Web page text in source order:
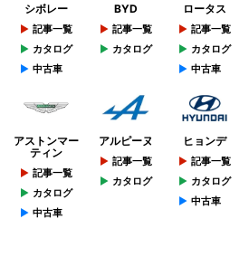
シボレー
記事一覧
カタログ
中古車
BYD
記事一覧
カタログ
ロータス
記事一覧
カタログ
中古車
アストンマー
ティン
記事一覧
カタログ
中古車
アルピーヌ
記事一覧
カタログ
ヒョンデ
記事一覧
カタログ
中古車